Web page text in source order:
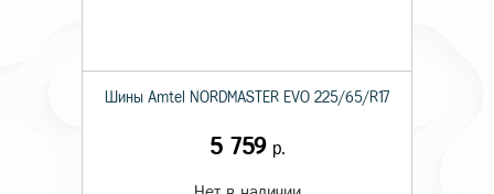
Шины Amtel NORDMASTER EVO 225/65/R17
5 759р.